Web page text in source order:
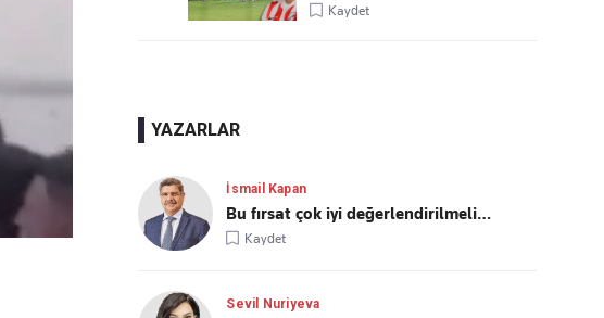
Kaydet
YAZARLAR
İsmail Kapan
Bu fırsat çok iyi değerlendirilmeli…
Kaydet
Sevil Nuriyeva